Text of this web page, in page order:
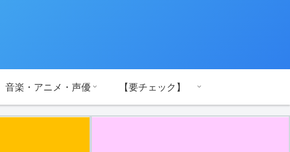
音楽・アニメ・声優 【要チェック】